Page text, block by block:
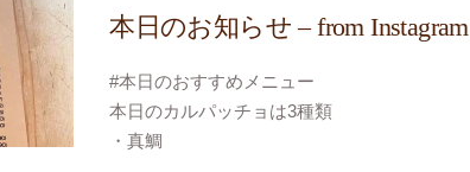
本日のお知らせ – from Instagram
#本日のおすすめメニュー
本日のカルパッチョは3種類
・真鯛